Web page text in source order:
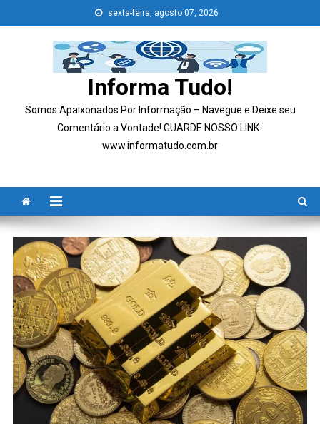
to
sexta-feira, agosto 07, 2026
Informa Tudo!
Somos Apaixonados Por Informação – Navegue e Deixe seu
Comentário a Vontade! GUARDE NOSSO LINK-
www.informatudo.com.br